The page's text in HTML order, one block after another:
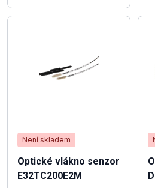
Není skladem
Optické vlákno senzor
E32TC200E2M